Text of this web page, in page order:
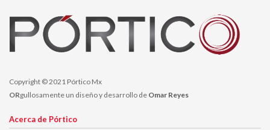
Copyright © 2021 Pórtico Mx
ORgullosamente un diseño y desarrollo de Omar Reyes
Acerca de Pórtico